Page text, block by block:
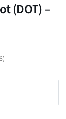
(DOT) –
)